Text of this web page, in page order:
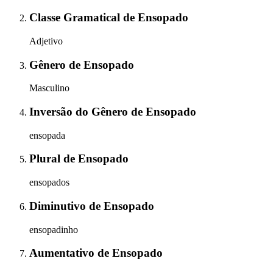
Classe Gramatical de Ensopado
Adjetivo
Gênero de Ensopado
Masculino
Inversão do Gênero de Ensopado
ensopada
Plural de Ensopado
ensopados
Diminutivo de Ensopado
ensopadinho
Aumentativo de Ensopado